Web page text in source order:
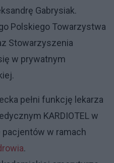
Gabrysiak.
Polskiego Towarzystwa
Stowarzyszenia
w prywatnym
pełni funkcję lekarza
KARDIOTEL w
w ramach
.